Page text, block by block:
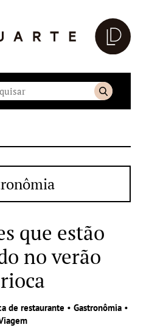
que estão
no verão
de restaurante • Gastronômia •